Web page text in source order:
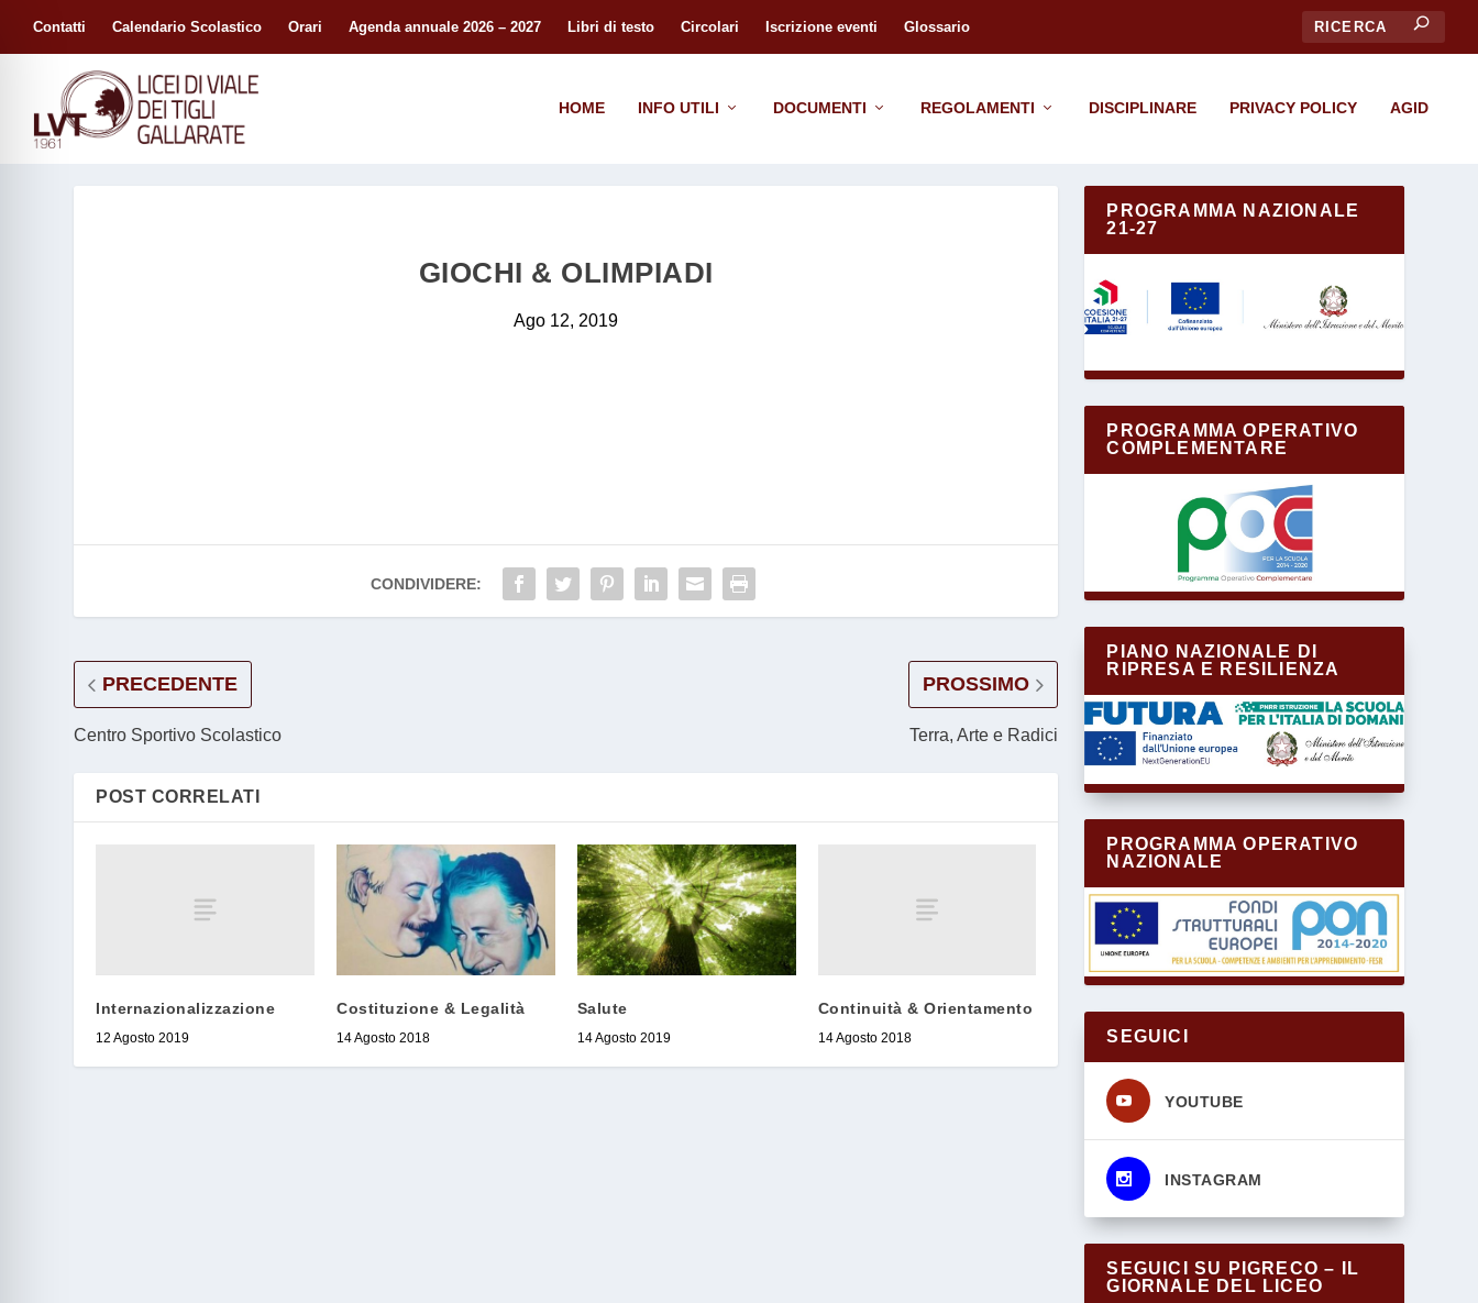
Contatti Calendario Scolastico Orari Agenda annuale 2026 – 2027 Libri di testo Circolari Iscrizione eventi Glossario
HOME INFO UTILI DOCUMENTI REGOLAMENTI DISCIPLINARE PRIVACY POLICY AGID
GIOCHI & OLIMPIADI
Ago 12, 2019
CONDIVIDERE:
PRECEDENTE
Centro Sportivo Scolastico
PROSSIMO
Terra, Arte e Radici
POST CORRELATI
Internazionalizzazione
12 Agosto 2019
Costituzione & Legalità
14 Agosto 2018
Salute
14 Agosto 2019
Continuità & Orientamento
14 Agosto 2018
PROGRAMMA NAZIONALE
21-27
PROGRAMMA OPERATIVO
COMPLEMENTARE
PIANO NAZIONALE DI
RIPRESA E RESILIENZA
PROGRAMMA OPERATIVO
NAZIONALE
SEGUICI
YOUTUBE
INSTAGRAM
SEGUICI SU PIGRECO – IL
GIORNALE DEL LICEO